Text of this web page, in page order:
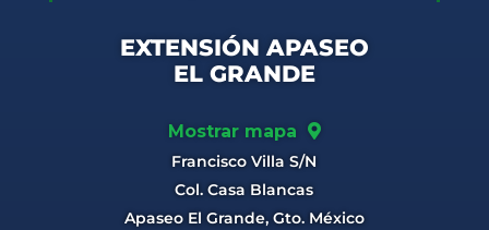
EXTENSIÓN APASEO
EL GRANDE
Mostrar mapa
Francisco Villa S/N
Col. Casa Blancas
Apaseo El Grande, Gto. México